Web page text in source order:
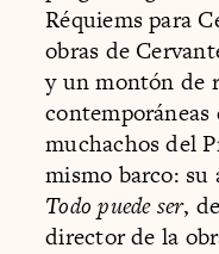
Réquiems para
obras de
y un montón de
muchachos del
mismo barco: su
Todo puede ser,
director de la